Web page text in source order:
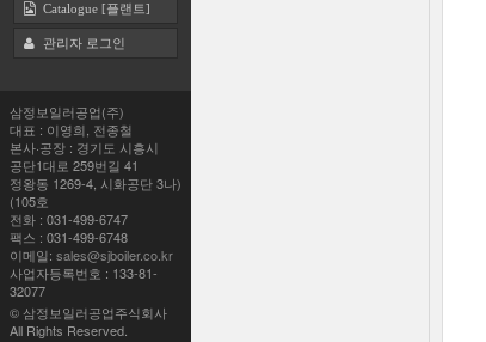
Catalogue [플랜트]
관리자 로그인
삼정보일러공업(주)
대표 : 이영희, 전종철
본사·공장 : 경기도 시흥시
공단1대로 259번길 41
(정왕동 1269-4, 시화공단 3나
105호)
전화 : 031-499-6747
팩스 : 031-499-6748
이메일: sales@sjboiler.co.kr
사업자등록번호 : 133-81-
32077
© 삼정보일러공업주식회사
All Rights Reserved.